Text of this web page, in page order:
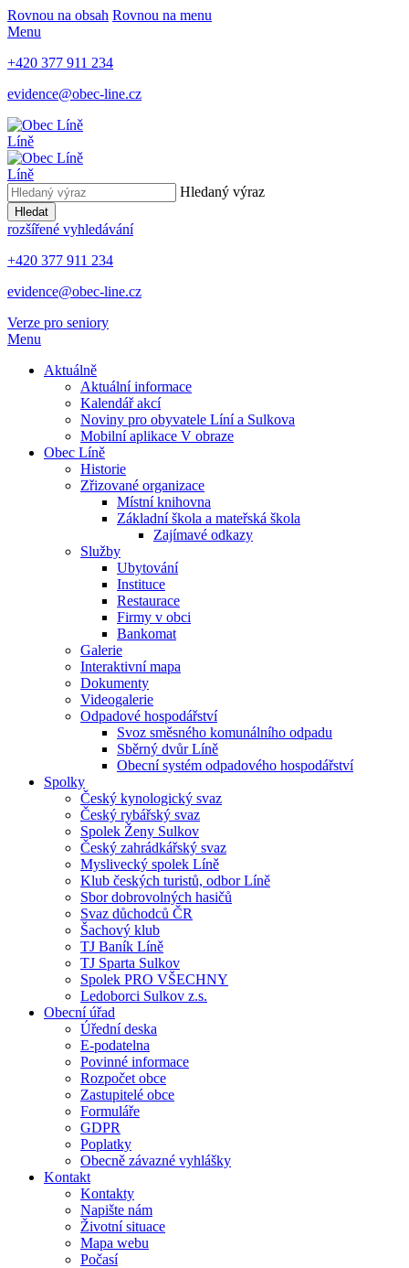
Rovnou na obsah Rovnou na menu
Menu
+420 377 911 234
evidence@obec-line.cz
Líně
Líně
Hledaný výraz
Hledat
rozšířené vyhledávání
+420 377 911 234
evidence@obec-line.cz
Verze pro seniory
Menu
Aktuálně
Aktuální informace
Kalendář akcí
Noviny pro obyvatele Líní a Sulkova
Mobilní aplikace V obraze
Obec Líně
Historie
Zřizované organizace
Místní knihovna
Základní škola a mateřská škola
Zajímavé odkazy
Služby
Ubytování
Instituce
Restaurace
Firmy v obci
Bankomat
Galerie
Interaktivní mapa
Dokumenty
Videogalerie
Odpadové hospodářství
Svoz směsného komunálního odpadu
Sběrný dvůr Líně
Obecní systém odpadového hospodářství
Spolky
Český kynologický svaz
Český rybářský svaz
Spolek Ženy Sulkov
Český zahrádkářský svaz
Myslivecký spolek Líně
Klub českých turistů, odbor Líně
Sbor dobrovolných hasičů
Svaz důchodců ČR
Šachový klub
TJ Baník Líně
TJ Sparta Sulkov
Spolek PRO VŠECHNY
Ledoborci Sulkov z.s.
Obecní úřad
Úřední deska
E-podatelna
Povinné informace
Rozpočet obce
Zastupitelé obce
Formuláře
GDPR
Poplatky
Obecně závazné vyhlášky
Kontakt
Kontakty
Napište nám
Životní situace
Mapa webu
Počasí